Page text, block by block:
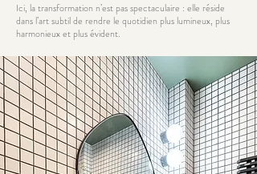
Ici, la transformation n’est pas spectaculaire : elle réside
dans l’art subtil de rendre le quotidien plus lumineux, plus
harmonieux et plus évident.